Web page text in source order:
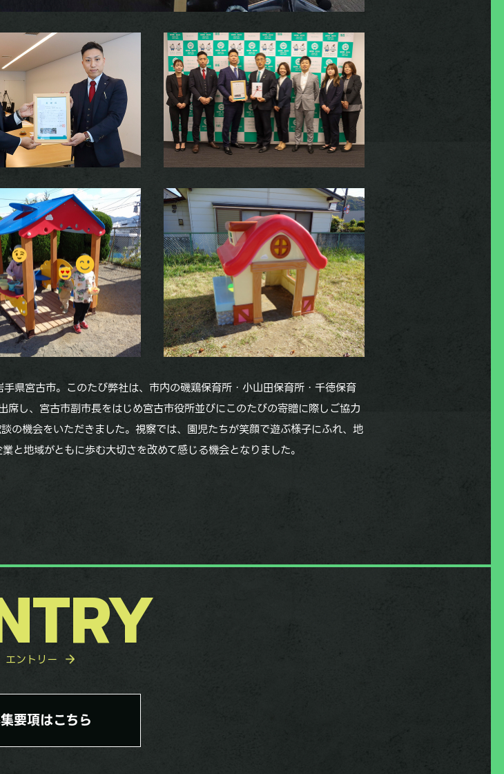
県宮古市。このたび弊社は、市内の磯鶏保育所・小山田保育所・千徳保育
し、宮古市副市長をはじめ宮古市役所並びにこのたびの寄贈に際しご協力
の機会をいただきました。視察では、園児たちが笑顔で遊ぶ様子にふれ、地
と地域がともに歩む大切さを改めて感じる機会となりました。
エントリー
要項はこちら